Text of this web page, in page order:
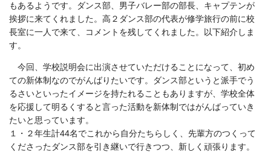
もあるようです。ダンス部、男子バレー部の部長、キャプテンが
挨拶に来てくれました。高２ダンス部の代表が修学旅行の前に校
長室に一人で来て、コメントを残してくれました。以下紹介しま
す。
今回、学校説明会に出演させていただけることになって、初め
ての新体制なのでがんばりたいです。ダンス部というと派手でう
るさいといったイメージを持たれることもありますが、学校全体
を応援して明るくすると言った活動を新体制ではがんばっていき
たいと思っています。
１・２年生計44名でこれから自分たちらしく、先輩方のつくって
くださったダンス部を引き継いで行きつつ、新しく頑張ります。